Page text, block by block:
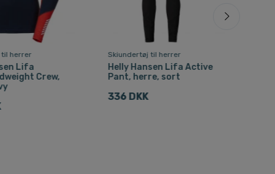
herrer
Lifa
Crew,
Skiundertøj til herrer
Helly Hansen Lifa Active
Pant, herre, sort
336 DKK